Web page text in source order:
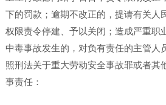
下的罚款；逾期不改正的，提请有关人
权限责令停建、予以关闭；造成严重职
中毒事故发生的，对负有责任的主管人
照刑法关于重大劳动安全事故罪或者其
事责任：